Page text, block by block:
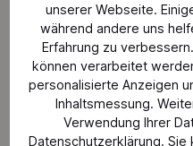
Bildergalerie
unserer Webseite.
während andere uns
Erfahrung zu
können verarbeitet
personalisierte Anzeigen
Inhaltsmessung.
Verwendung Ihrer
Datenschutzerklärung.